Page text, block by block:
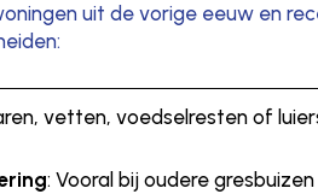
uit de vorige eeuw en
vetten, voedselresten of
: Vooral bij oudere